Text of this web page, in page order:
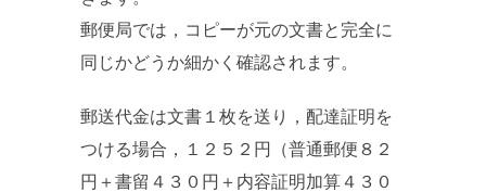
郵便局では，コピーが元の文書と完全に
同じかどうか細かく確認されます。
郵送代金は文書１枚を送り，配達証明を
つける場合，１２５２円（普通郵便８２
円＋書留４３０円＋内容証明加算４３０